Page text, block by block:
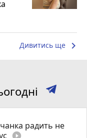
Дивитись ще keyboard_arrow_right
радить не
play_circle_filled